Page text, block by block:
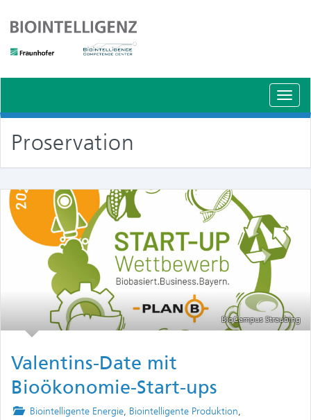
Proservation
BioCampus Straubing
Valentins-Date mit
Bioökonomie-Start-ups
Posted
Biointelligente Energie, Biointelligente Produktion,